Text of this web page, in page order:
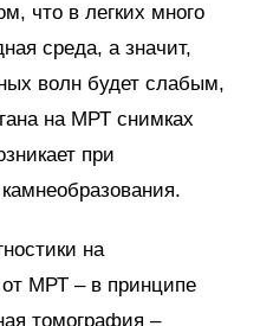
что в легких много
среда, а значит,
волн будет слабым,
на МРТ снимках
при
на
МРТ – в принципе
томография –